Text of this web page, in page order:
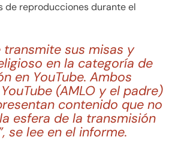
de reproducciones durante el
transmite sus misas y
en la categoría de
en YouTube. Ambos
(AMLO y el padre)
contenido que no
esfera de la transmisión
se lee en el informe.